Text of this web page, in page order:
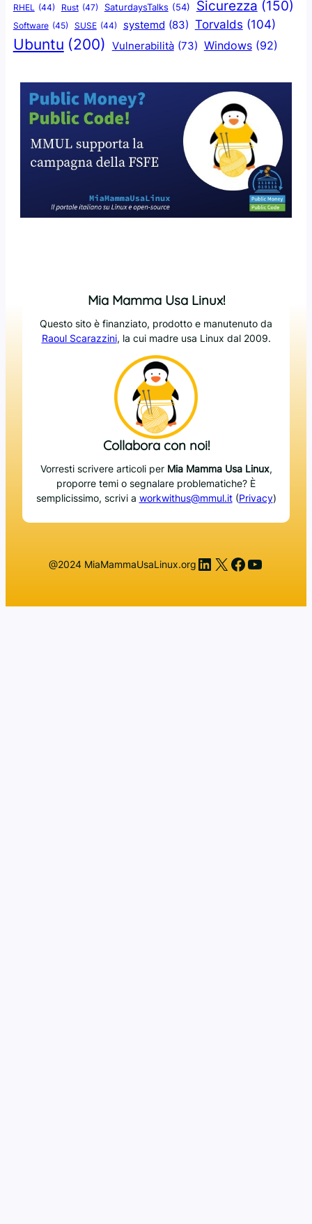
RHEL (44) Rust (47) SaturdaysTalks (54) Sicurezza (150)
Software (45) SUSE (44) systemd (83) Torvalds (104)
Ubuntu (200) Vulnerabilità (73) Windows (92)
Mia Mamma Usa Linux!
Questo sito è finanziato, prodotto e manutenuto da
Raoul Scarazzini, la cui madre usa Linux dal 2009.
Collabora con noi!
Vorresti scrivere articoli per Mia Mamma Usa Linux,
proporre temi o segnalare problematiche? È
semplicissimo, scrivi a workwithus@mmul.it(Privacy)
@2024 MiaMammaUsaLinux.org LinkedIn
X Facebook